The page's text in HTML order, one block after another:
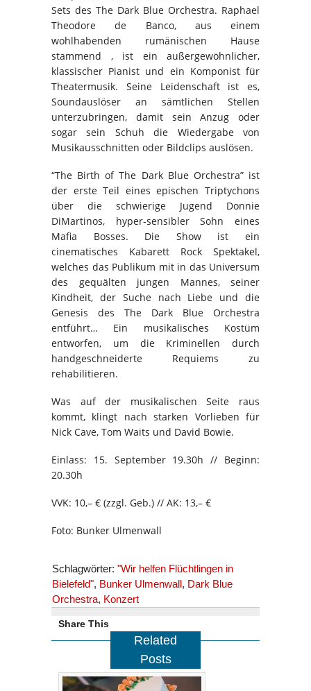
Sets des The Dark Blue Orchestra. Raphael
Theodore de Banco, aus einem
wohlhabenden rumänischen Hause
stammend , ist ein außergewöhnlicher,
klassischer Pianist und ein Komponist für
Theatermusik. Seine Leidenschaft ist es,
Soundauslöser an sämtlichen Stellen
unterzubringen, damit sein Anzug oder
sogar sein Schuh die Wiedergabe von
Musikausschnitten oder Bildclips auslösen.
“The Birth of The Dark Blue Orchestra” ist
der erste Teil eines epischen Triptychons
über die schwierige Jugend Donnie
DiMartinos, hyper-sensibler Sohn eines
Mafia Bosses. Die Show ist ein
cinematisches Kabarett Rock Spektakel,
welches das Publikum mit in das Universum
des gequälten jungen Mannes, seiner
Kindheit, der Suche nach Liebe und die
Genesis des The Dark Blue Orchestra
entführt… Ein musikalisches Kostüm
entworfen, um die Kriminellen durch
handgeschneiderte Requiems zu
rehabilitieren.
Was auf der musikalischen Seite raus
kommt, klingt nach starken Vorlieben für
Nick Cave, Tom Waits und David Bowie.
Einlass: 15. September 19.30h // Beginn:
20.30h
VVK: 10,– € (zzgl. Geb.) // AK: 13,– €
Foto: Bunker Ulmenwall
Schlagwörter: "Wir helfen Flüchtlingen in
Bielefeld", Bunker Ulmenwall, Dark Blue
Orchestra, Konzert
Share This
Related
Posts